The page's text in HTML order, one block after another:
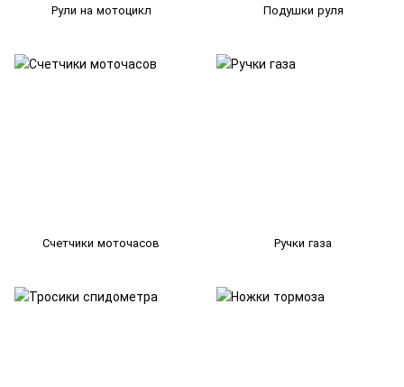
Рули на мотоцикл Подушки руля
Счетчики моточасов Ручки газа